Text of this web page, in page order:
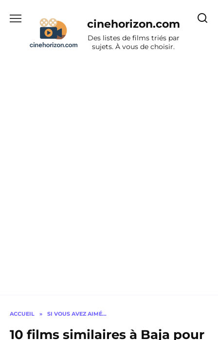
cinehorizon.com
Des listes de films triés par
sujets. À vous de choisir.
ACCUEIL » SI VOUS AVEZ AIMÉ…
10 films similaires à Baja pour